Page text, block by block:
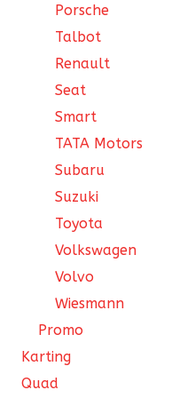
Porsche
Talbot
Renault
Seat
Smart
TATA Motors
Subaru
Suzuki
Toyota
Volkswagen
Volvo
Wiesmann
Promo
Karting
Quad